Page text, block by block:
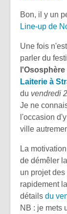
Bon, il y un
Line-up de
Une fois
parler du
l'Ososphère
Laiterie à
du vendredi
Je ne
l'occasion
ville
La
de démêler
un projet
rapidement
détails du
NB : je mets